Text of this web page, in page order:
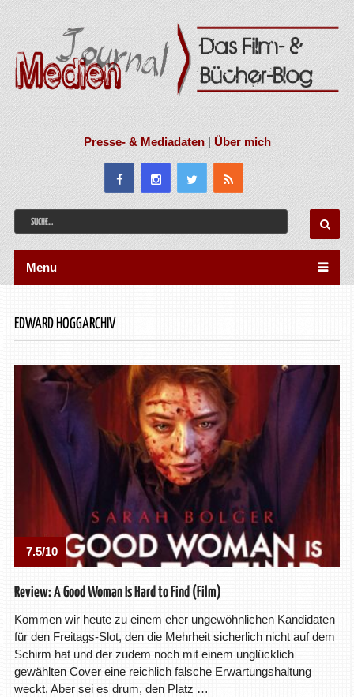
Presse- & Mediadaten|Über mich
Menu
EDWARD HOGGARCHIV
7.5/10
Review: A Good Woman Is Hard to Find (Film)
Kommen wir heute zu einem eher ungewöhnlichen Kandidaten
für den Freitags-Slot, den die Mehrheit sicherlich nicht auf dem
Schirm hat und der zudem noch mit einem unglücklich
gewählten Cover eine reichlich falsche Erwartungshaltung
weckt. Aber sei es drum, den Platz …